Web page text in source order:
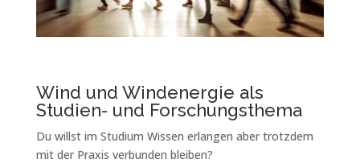
Wind und Windenergie als
Studien- und Forschungsthema
Du willst im Studium Wissen erlangen aber trotzdem
mit der Praxis verbunden bleiben?